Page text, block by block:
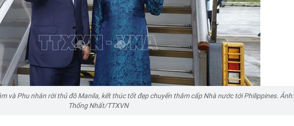
và Phu nhân rời thủ đô Manila, kết thúc tốt đẹp chuyến thăm cấp Nhà nước tới Philippines. Ảnh:
Thống Nhất/TTXVN